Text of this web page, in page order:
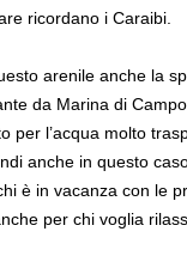
ricordano i Caraibi.
arenile anche la
da Marina di
per l’acqua molto
anche in questo
è in vacanza con le
per chi voglia